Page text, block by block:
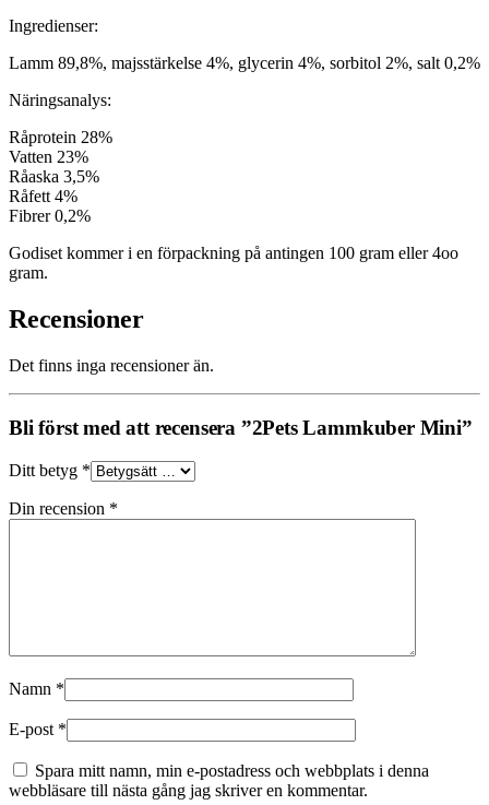
Ingredienser:
Lamm 89,8%, majsstärkelse 4%, glycerin 4%, sorbitol 2%, salt 0,2%
Näringsanalys:
Råprotein 28%
Vatten 23%
Råaska 3,5%
Råfett 4%
Fibrer 0,2%
Godiset kommer i en förpackning på antingen 100 gram eller 4oo
gram.
Recensioner
Det finns inga recensioner än.
Bli först med att recensera ”2Pets Lammkuber Mini”
Ditt betyg *
Din recension *
Namn *
E-post *
Spara mitt namn, min e-postadress och webbplats i denna
webbläsare till nästa gång jag skriver en kommentar.